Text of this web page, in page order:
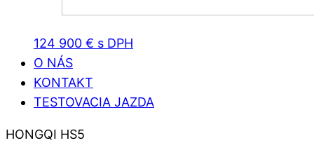
124 900 € s DPH
O NÁS
KONTAKT
TESTOVACIA JAZDA
HONGQI HS5